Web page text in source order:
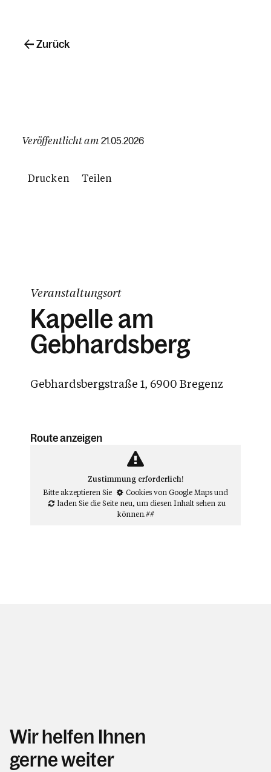
Veröffentlicht am 21.05.2026
Drucken Teilen
Zurück
Veranstaltungsort
Kapelle am
Gebhardsberg
Gebhardsbergstraße 1, 6900 Bregenz
Route anzeigen
Zustimmung erforderlich!
Bitte akzeptieren Sie
Cookies von Google Mapsund
laden Sie die Seite neu, um diesen Inhalt sehen zu
können.##
Wir helfen Ihnen
gerne weiter